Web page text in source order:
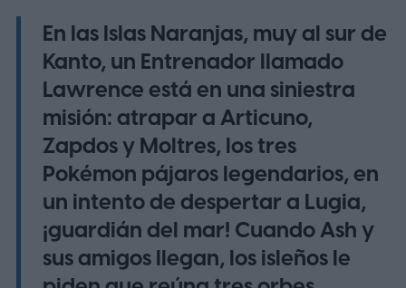
En las Islas Naranjas, muy al sur de
Kanto, un Entrenador llamado
Lawrence está en una siniestra
misión: atrapar a Articuno,
Zapdos y Moltres, los tres
Pokémon pájaros legendarios, en
un intento de despertar a Lugia,
¡guardián del mar! Cuando Ash y
sus amigos llegan, los isleños le